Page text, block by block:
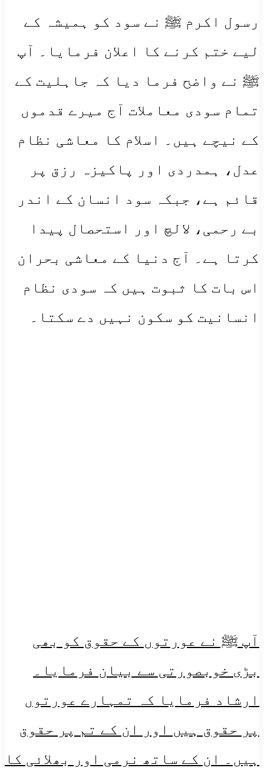
رسول اکرم ﷺ نے سود کو ہمیشہ کے
لیے ختم کرنے کا اعلان فرمایا۔ آپ
ﷺ نے واضح فرما دیا کہ جاہلیت کے
تمام سودی معاملات آج میرے قدموں
کے نیچے ہیں۔ اسلام کا معاشی نظام
عدل، ہمدردی اور پاکیزہ رزق پر
قائم ہے، جبکہ سود انسان کے اندر
بے رحمی، لالچ اور استحصال پیدا
کرتا ہے۔ آج دنیا کے معاشی بحران
اس بات کا ثبوت ہیں کہ سودی نظام
انسانیت کو سکون نہیں دے سکتا۔
آپ ﷺ نے عورتوں کے حقوق کو بھی
بڑی خوبصورتی سے بیان فرمایا۔
ارشاد فرمایا کہ تمہارے عورتوں
پر حقوق ہیں اور ان کے تم پر حقوق
ہیں۔ ان کے ساتھ نرمی اور بھلائی کا